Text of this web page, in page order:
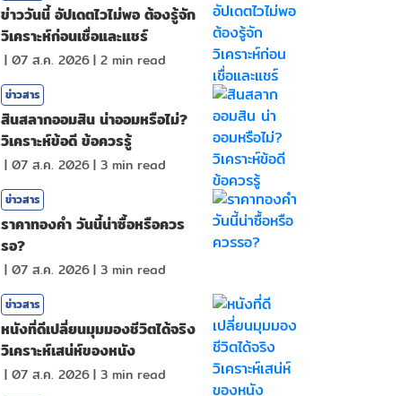
ข่าววันนี้ อัปเดตไวไม่พอ ต้องรู้จัก
วิเคราะห์ก่อนเชื่อและแชร์
| 07 ส.ค. 2026| 2 min read
ข่าวสาร
สินสลากออมสิน น่าออมหรือไม่?
วิเคราะห์ข้อดี ข้อควรรู้
| 07 ส.ค. 2026| 3 min read
ข่าวสาร
ราคาทองคํา วันนี้น่าซื้อหรือควร
รอ?
| 07 ส.ค. 2026| 3 min read
ข่าวสาร
หนังที่ดีเปลี่ยนมุมมองชีวิตได้จริง
วิเคราะห์เสน่ห์ของหนัง
| 07 ส.ค. 2026| 3 min read